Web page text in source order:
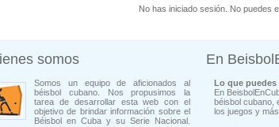
No has iniciado sesión. No puedes
somos
Somos un equipo de aficionados al
béisbol cubano. Nos propusimos la
tarea de desarrollar esta web con el
objetivo de brindar información sobre el
Béisbol en Cuba y su Serie Nacional.
En
Lo que
En
béisbol cubano,
los juegos y